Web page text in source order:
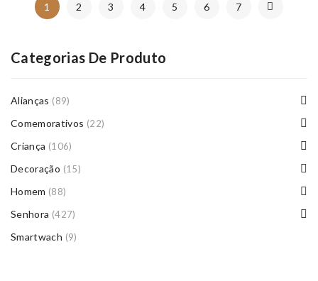
1 2 3 4 5 6 7
Categorias De Produto
Alianças (89)
Comemorativos (22)
Criança (106)
Decoração (15)
Homem (88)
Senhora (427)
Smartwach (9)